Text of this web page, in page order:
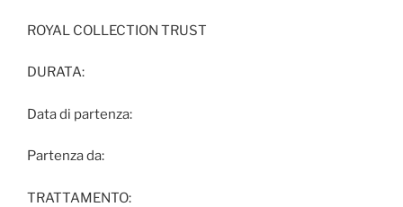
ROYAL COLLECTION TRUST
DURATA:
Data di partenza:
Partenza da:
TRATTAMENTO: